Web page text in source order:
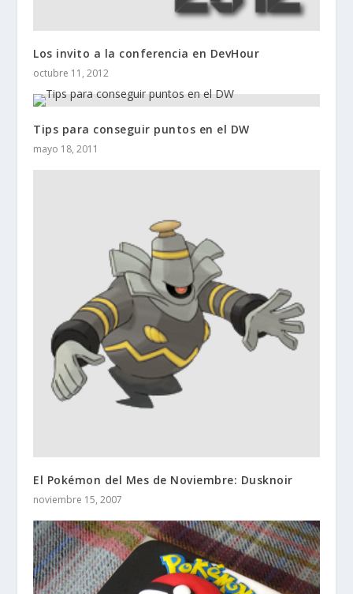
Los invito a la conferencia en DevHour
octubre 11, 2012
Tips para conseguir puntos en el DW
mayo 18, 2011
El Pokémon del Mes de Noviembre: Dusknoir
noviembre 15, 2007